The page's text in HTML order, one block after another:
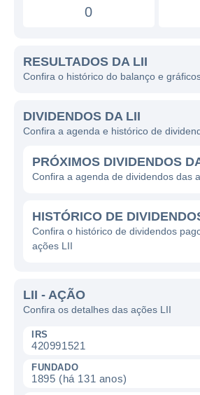
0
RESULTADOS DA LII
Confira o histórico do balanço e
DIVIDENDOS DA LII
Confira a agenda e histórico de
PRÓXIMOS DIVIDENDOS
Confira a agenda de dividendos das
HISTÓRICO DE
Confira o histórico de dividendos
ações LII
LII - AÇÃO
Confira os detalhes das ações LII
IRS
420991521
FUNDADO
1895 (há 131 anos)